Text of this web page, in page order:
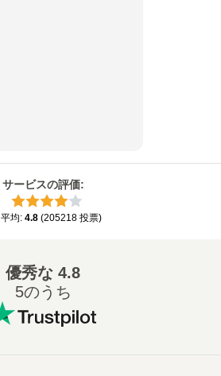
サービスの評価:
平均: 4.8 (205218 投票)
優秀な 4.8
5のうち